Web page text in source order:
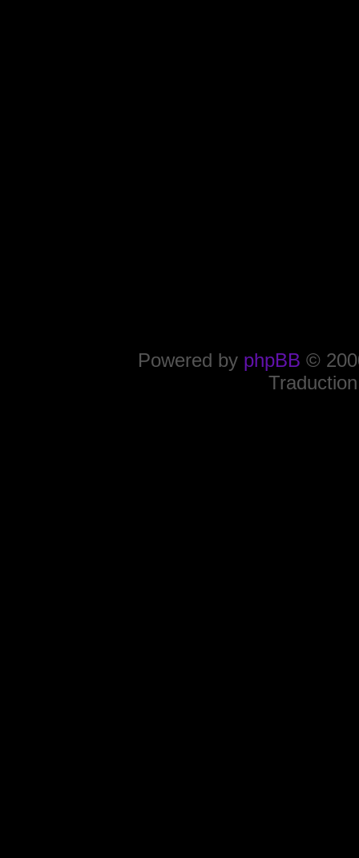
Powered by phpBB ©